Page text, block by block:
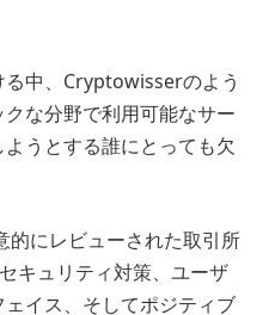
中、Cryptowisserのよう
な分野で利用可能なサー
うとする誰にとっても欠
にレビューされた取引所
キュリティ対策、ユーザ
イス、そしてポジティブ